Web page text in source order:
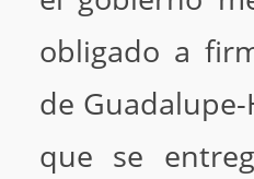
obligado a
de
que se